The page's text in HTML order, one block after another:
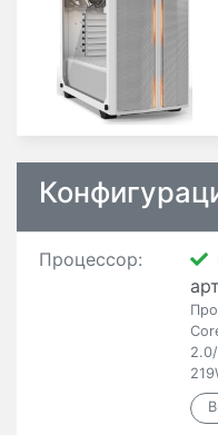
Процессор: